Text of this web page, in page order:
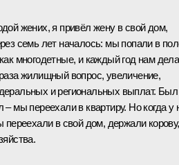
жених, я привёл жену в свой дом,
семь лет началось: мы попали в
многодетные, и каждый год нам
жилищный вопрос, увеличение,
и региональных выплат. Был
– мы переехали в квартиру. Но когда у
переехали в свой дом, держали корову,